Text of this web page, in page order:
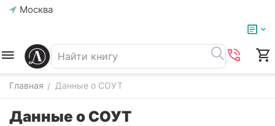
Москва
Главная / Данные о СОУТ
Данные о СОУТ